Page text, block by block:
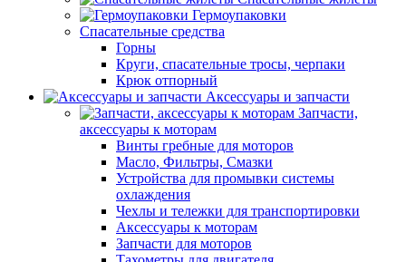
Гермоупаковки
Спасательные средства
Горны
Круги, спасательные тросы, черпаки
Крюк отпорный
Аксессуары и запчасти
Запчасти,
аксессуары к моторам
Винты гребные для моторов
Масло, Фильтры, Смазки
Устройства для промывки системы
охлаждения
Чехлы и тележки для транспортировки
Аксессуары к моторам
Запчасти для моторов